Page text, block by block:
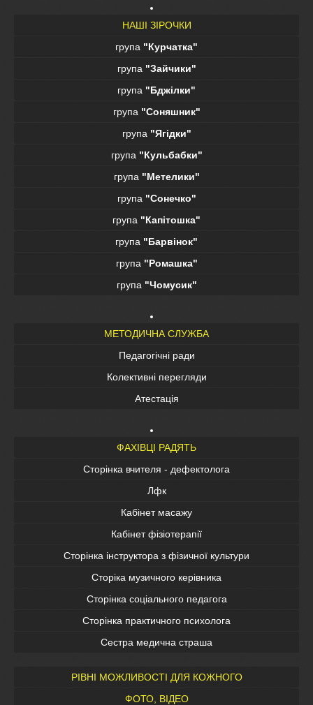
НАШІ ЗІРОЧКИ
група "Курчатка"
група "Зайчики"
група "Бджілки"
група "Соняшник"
група "Ягідки"
група "Кульбабки"
група "Метелики"
група "Сонечко"
група "Капітошка"
група "Барвінок"
група "Ромашка"
група "Чомусик"
МЕТОДИЧНА СЛУЖБА
Педагогічні ради
Колективні перегляди
Атестація
ФАХІВЦІ РАДЯТЬ
Сторінка вчителя - дефектолога
Лфк
Кабінет масажу
Кабінет фізіотерапії
Сторінка інструктора з фізичної культури
Сторіка музичного керівника
Сторінка соціального педагога
Сторінка практичного психолога
Сестра медична страша
РІВНІ МОЖЛИВОСТІ ДЛЯ КОЖНОГО
ФОТО, ВІДЕО